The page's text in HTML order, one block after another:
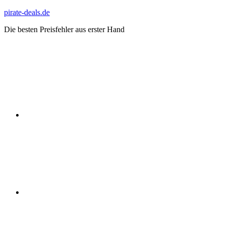
Zum
springen
pirate-deals.de
Die besten Preisfehler aus erster Hand